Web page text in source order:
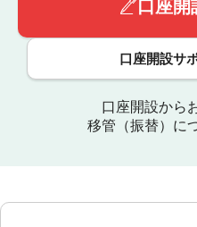
口座開
口座開設サ
口座開設から
移管（振替）に